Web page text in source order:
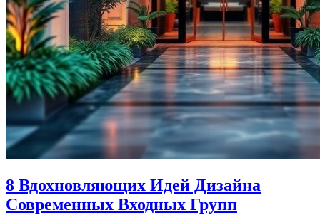
8 Вдохновляющих Идей Дизайна
Современных Входных Групп